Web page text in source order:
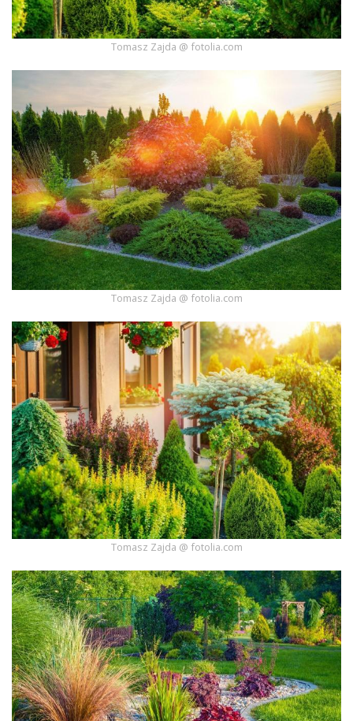
Tomasz Zajda @ fotolia.com
Tomasz Zajda @ fotolia.com
Tomasz Zajda @ fotolia.com